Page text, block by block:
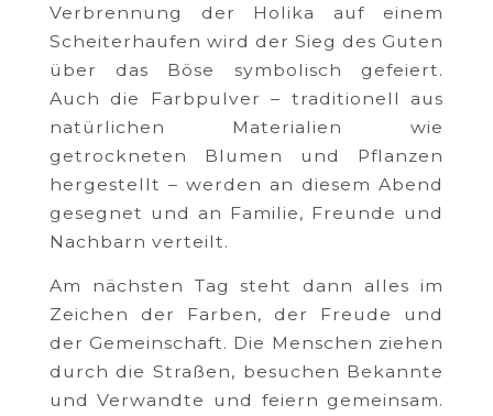
Verbrennung der Holika auf einem
Scheiterhaufen wird der Sieg des Guten
über das Böse symbolisch gefeiert.
Auch die Farbpulver – traditionell aus
natürlichen Materialien wie
getrockneten Blumen und Pflanzen
hergestellt – werden an diesem Abend
gesegnet und an Familie, Freunde und
Nachbarn verteilt.
Am nächsten Tag steht dann alles im
Zeichen der Farben, der Freude und
der Gemeinschaft. Die Menschen ziehen
durch die Straßen, besuchen Bekannte
und Verwandte und feiern gemeinsam.